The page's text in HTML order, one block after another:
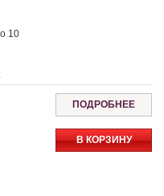
10
ПОДРОБНЕЕ
В КОРЗИНУ